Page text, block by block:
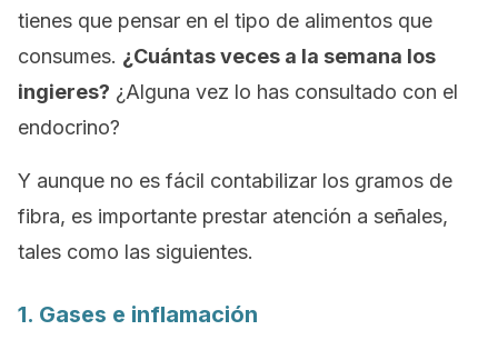
tienes que pensar en el tipo de alimentos que
consumes. ¿Cuántas veces a la semana los
ingieres? ¿Alguna vez lo has consultado con el
endocrino?
Y aunque no es fácil contabilizar los gramos de
fibra, es importante prestar atención a señales,
tales como las siguientes.
1. Gases e inflamación